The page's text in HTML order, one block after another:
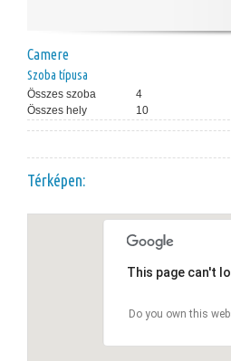
Camere
Szoba típusa
Összes szoba
4
Összes hely
10
Térképen:
This page can't
Do you own this